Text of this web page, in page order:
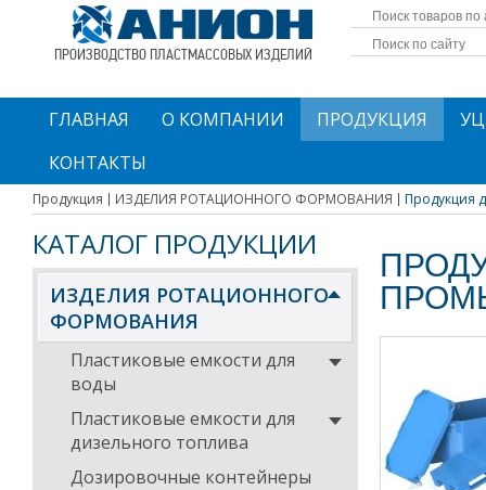
ПРОИЗВОДСТВО ПЛАСТМАССОВЫХ ИЗДЕЛИЙ
ГЛАВНАЯ О КОМПАНИИ ПРОДУКЦИЯ
КОНТАКТЫ
Продукция ИЗДЕЛИЯ РОТАЦИОННОГО ФОРМОВАНИЯ Продукция
КАТАЛОГ ПРОДУКЦИИ
ИЗДЕЛИЯ РОТАЦИОННОГО
ФОРМОВАНИЯ
Пластиковые емкости для
воды
Пластиковые емкости для
дизельного топлива
Дозировочные контейнеры